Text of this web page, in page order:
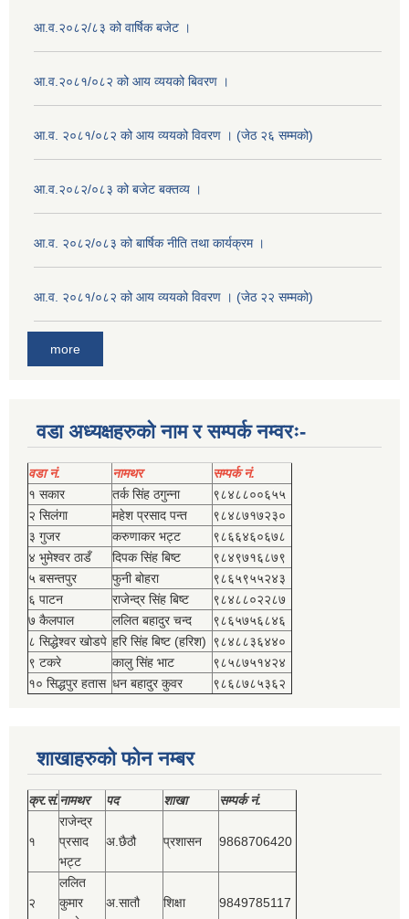
आ.व.२०८२/८३ को वार्षिक बजेट ।
आ.व.२०८१/०८२ को आय व्ययको बिवरण ।
आ.व. २०८१/०८२ को आय व्ययको विवरण । (जेठ २६ सम्मको)
आ.व.२०८२/०८३ को बजेट बक्तव्य ।
आ.व. २०८२/०८३ को बार्षिक नीति तथा कार्यक्रम ।
आ.व. २०८१/०८२ को आय व्ययको विवरण । (जेठ २२ सम्मको)
more
वडा अध्यक्षहरुको नाम र सम्पर्क नम्वरः-
वडा नं. नामथर
सम्पर्क नं.
१ सकार
तर्क सिंह ठगुन्‍ना
९८४८८००६५५
२ सिलंगा
महेश प्रसाद पन्त
९८४८७१७२३०
३ गुजर
करुणाकर भट्ट
९८६६४६०६७८
४ भुमेश्‍वर ठाडँ
दिपक सिंह बिष्‍ट
९८४९७१६८७९
५ बसन्तपुर
फुनी बोहरा
९८६५९५५२४३
६ पाटन
राजेन्द्र सिंह बिष्‍ट
९८४८८०२२८७
७ कैलपाल
ललित बहादुर चन्द
९८६५७५६८४६
८ सिद्धेश्‍वर खोडपे हरि सिंह बिष्‍ट (हरिश) ९८४८८३६४४०
९ टकरे
कालु सिंह भाट
९८५८७५१४२४
१० सिद्धपुर हतास धन बहादुर कुवर ९८६८७८५३६२
शाखाहरुको फोन नम्बर
क्र.सं.नामथर पद शाखा सम्‍पर्क नं.
१
राजेन्द्र
प्रसाद
भट्ट
अ.छैठौ प्रशासन 9868706420
२
ललित
कुमार
अ.सातौ शिक्षा 9849785117